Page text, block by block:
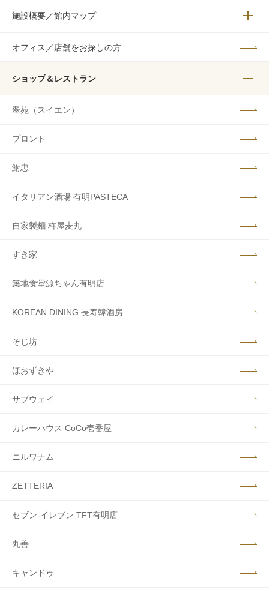
施設概要／館内マップ メニュ
オフィス／店舗をお探しの方
ショップ＆レストラン
翠苑（スイエン）
プロント
鮒忠
イタリアン酒場 有明PASTECA
自家製麵 杵屋麦丸
すき家
築地食堂源ちゃん有明店
KOREAN DINING 長寿韓酒房
そじ坊
ほおずきや
サブウェイ
カレーハウス CoCo壱番屋
ニルワナム
ZETTERIA
セブン‐イレブン TFT有明店
丸善
キャンドゥ